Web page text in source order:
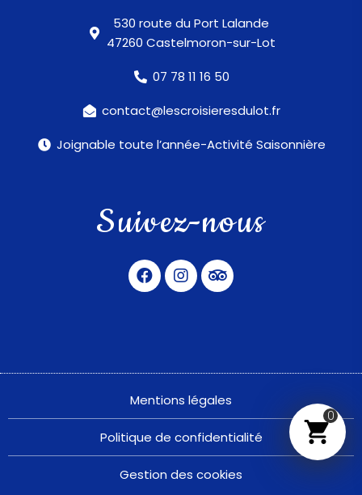
530 route du Port Lalande
47260 Castelmoron-sur-Lot
07 78 11 16 50
contact@lescroisieresdulot.fr
Joignable toute l’année-Activité Saisonnière
Suivez-nous
Mentions légales
Politique de confidentialité
Gestion des cookies
0